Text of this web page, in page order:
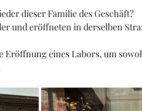
dieser Familie des Geschäft?
und eröffneten in derselben
Eröffnung eines Labors, um